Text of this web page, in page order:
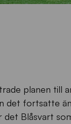
planen till
fortsatte
Blåsvart